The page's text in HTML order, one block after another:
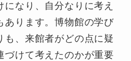
になり、自分なりに考え
あります。博物館の学び
も、来館者がどの点に疑
づけて考えたのかが重要